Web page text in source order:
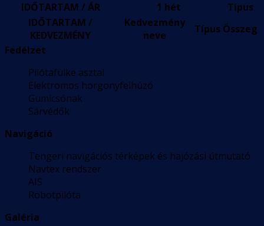
IDŐTARTAM / ÁR
1 hét
Típus
IDŐTARTAM /
KEDVEZMÉNY
Kedvezmény
neve
Típus Összeg
Fedélzet
Pilótafülke asztal
Elektromos horgonyfelhúzó
Gumicsónak
Sárvédők
Navigáció
Tengeri navigációs térképek és hajózási útmutató
Navtex rendszer
AIS
Robotpilóta
Galéria